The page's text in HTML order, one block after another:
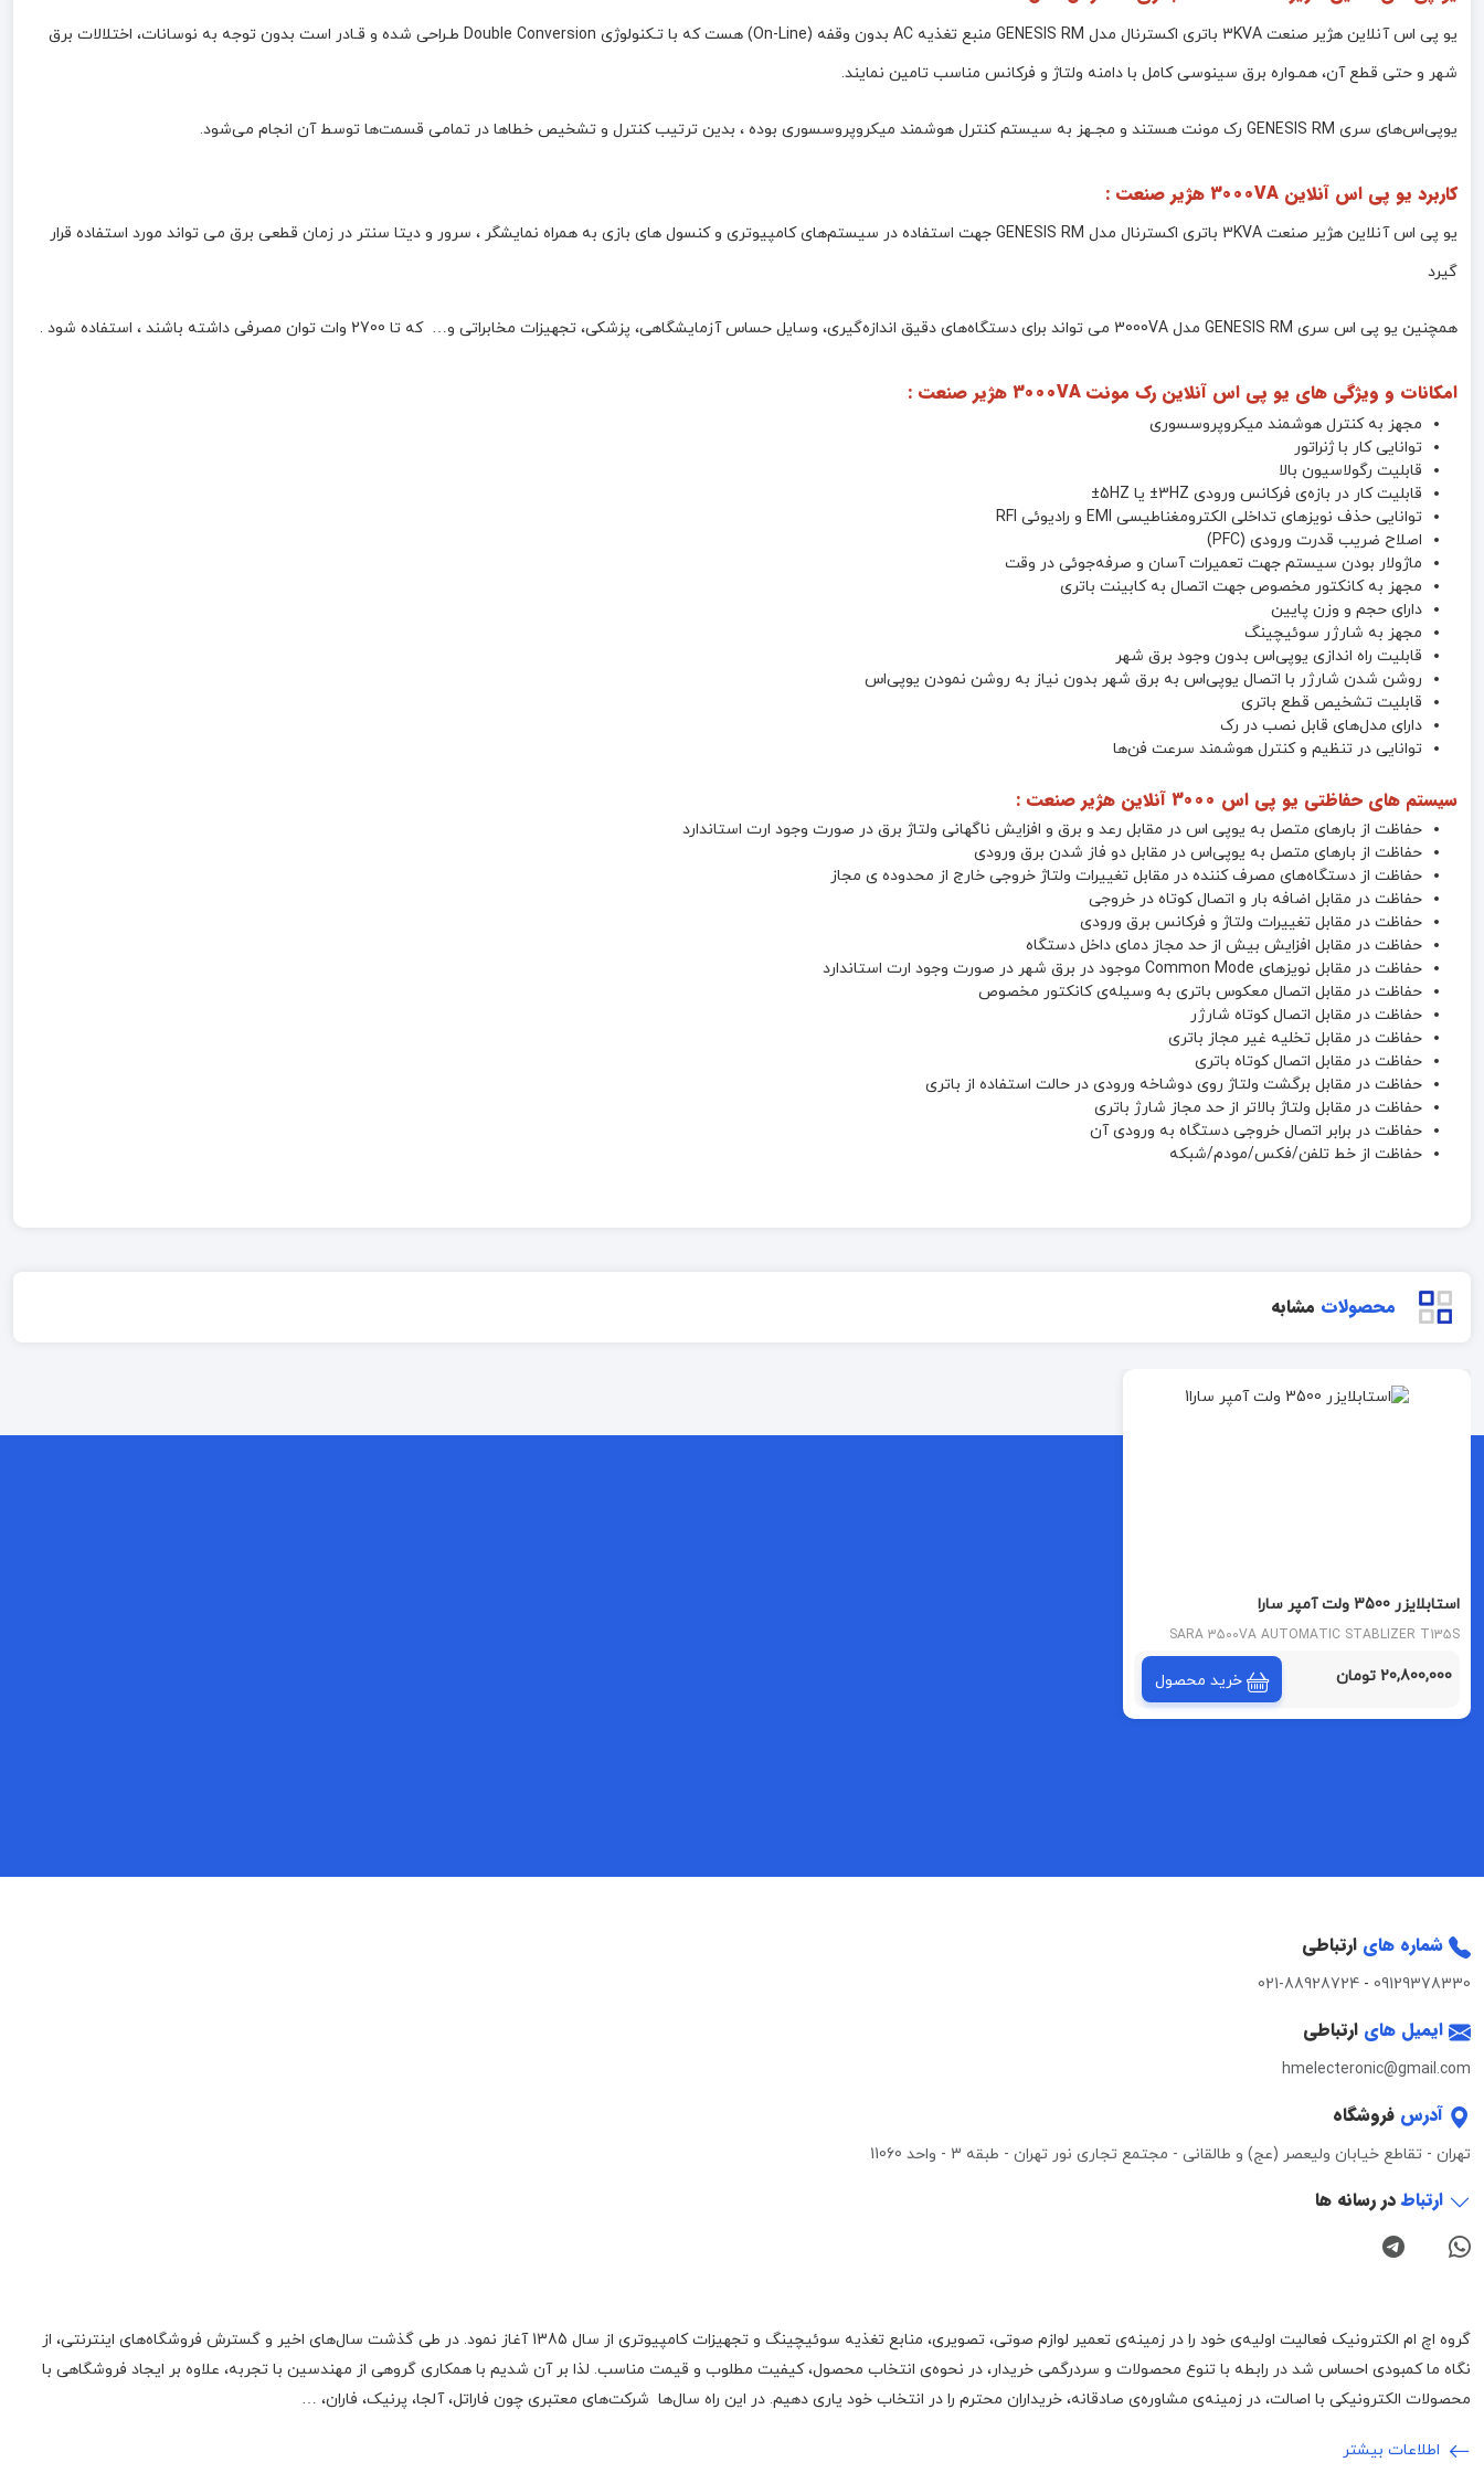
یو پی اس آنلاین هژیر صنعت 3KVA باتری اکسترنال مدل GENESIS RM منبع تغذیه AC بدون وقفه (On-Line) هست که با تـکنولوژی Double Conversion طـراحی شده و قـادر است بدون توجه به نوسانات، اختلالات برق
شهر و حتی قطع آن، همـواره برق سینوسی کامل با دامنه ولتاژ و فرکانس مناسب تامین نمایند.
یوپی‌اس‌های سری GENESIS RM رک مونت هستند و مجـهز به سیستم کنترل هوشمند میکروپروسسوری بوده ، بدین ترتیب کنترل و تشخیص خطاها در تمامی قسمت‌ها توسط آن انجام می‌شود.
کاربرد یو پی اس آنلاین 3000VA هژیر صنعت :
یو پی اس آنلاین هژیر صنعت 3KVA باتری اکسترنال مدل GENESIS RM جهت استفاده در سیستم‌های کامپیوتری و کنسول های بازی به همراه نمایشگر ، سرور و دیتا سنتر در زمان قطعی برق می تواند مورد استفاده قرار
گیرد
همچنین یو پی اس سری GENESIS RM مدل 3000VA می تواند برای دستگاه‌های دقیق اندازه‌گیری، وسایل حساس آزمایشگاهی، پزشکی، تجهیزات مخابراتی و… که تا 2700 وات توان مصرفی داشته باشند ، استفاده شود .
امکانات و ویژگی های یو پی اس آنلاین رک مونت 3000VA هژیر صنعت :
مجهز به کنترل هوشمند میکروپروسسوری
توانایی کار با ژنراتور
قابلیت رگولاسیون بالا
قابلیت کار در بازه‌ی فرکانس ورودی 3HZ± یا 5HZ±
توانایی حذف نویزهای تداخلی الکترومغناطیسی EMI و رادیوئی RFI
اصلاح ضریب قدرت ورودی (PFC)
ماژولار بودن سیستم جهت تعمیرات آسان و صرفه‌جوئی در وقت
مجهز به کانکتور مخصوص جهت اتصال به کابینت باتری
دارای حجم و وزن پایین
مجهز به شارژر سوئیچینگ
قابلیت راه اندازی یوپی‌اس بدون وجود برق شهر
روشن شدن شارژر با اتصال یوپی‌اس به برق شهر بدون نیاز به روشن نمودن یوپی‌اس
قابلیت تشخیص قطع باتری
دارای مدل‌های قابل نصب در رک
توانایی در تنظیم و کنترل هوشمند سرعت فن‌ها
سیستم های حفاظتی یو پی اس 3000 آنلاین هژیر صنعت :
حفاظت از بارهای متصل به یو‌پی اس در مقابل رعد و برق و افزایش ناگهانی ولتاژ برق در صورت وجود ارت استاندارد
حفاظت از بارهای متصل به یوپی‌اس در مقابل دو فاز شدن برق ورودی
حفاظت از دستگاه‌های مصرف کننده در مقابل تغییرات ولتاژ خروجی خارج از محدوده ی مجاز
حفاظت در مقابل اضافه بار و اتصال کوتاه در خروجی
حفاظت در مقابل تغییرات ولتاژ و فرکانس برق ورودی
حفاظت در مقابل افزایش بیش از حد مجاز دمای داخل دستگاه
حفاظت در مقابل نویزهای Common Mode موجود در برق شهر در صورت وجود ارت استاندارد
حفاظت در مقابل اتصال معکوس باتری به وسیله‌ی کانکتور مخصوص
حفاظت در مقابل اتصال کوتاه شارژر
حفاظت در مقابل تخلیه غیر مجاز باتری
حفاظت در مقابل اتصال کوتاه باتری
حفاظت در مقابل برگشت ولتاژ روی دوشاخه ورودی در حالت استفاده از باتری
حفاظت در مقابل ولتاژ بالاتر از حد مجاز شارژ باتری
حفاظت در برابر اتصال خروجی دستگاه به ورودی آن
حفاظت از خط تلفن/فکس/مودم/شبکه
محصولات مشابه
استابلایزر 3500 ولت آمپر سارا
SARA 3500VA AUTOMATIC STABLIZER T135S
20,800,000 تومان خرید محصول
شماره های ارتباطی
09129378330
-
021-88928724
ایمیل های ارتباطی
hmelecteronic@gmail.com
آدرس فروشگاه
تهران - تقاطع خیابان ولیعصر (عج) و طالقانی - مجتمع تجاری نور تهران - طبقه 3 - واحد 11060
ارتباطدر رسانه ها
گروه اچ ام الکترونیک فعالیت اولیه‌ی خود را در زمینه‌‌ی تعمیر لوازم صوتی، تصویری، منابع تغذیه سوئیچینگ و تجهیزات کامپیوتری از سال 1385 آغاز نمود. در طی گذشت سال‌های اخیر و گسترش فروشگاه‌های اینترنتی، از
نگاه ما کمبودی احساس شد در رابطه با تنوع محصولات و سردرگمی خریدار، در نحوه‌ی انتخاب محصول، کیفیت مطلوب و قیمت مناسب. لذا بر آن شدیم با همکاری گروهی از مهندسین با تجربه، علاوه بر ایجاد فروشگاهی با
محصولات الکترونیکی با اصالت، در زمینه‌ی مشاوره‌ی صادقانه، خریداران محترم را در انتخاب خود یاری دهیم. در این راه سال‌ها شرکت‌های معتبری چون فاراتل، آلجا، پرنیک، فاران، …
اطلاعات بیشتر